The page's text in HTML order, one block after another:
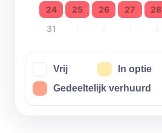
24
25 26 27 28
31
Vrij In optie
Gedeeltelijk verhuurd